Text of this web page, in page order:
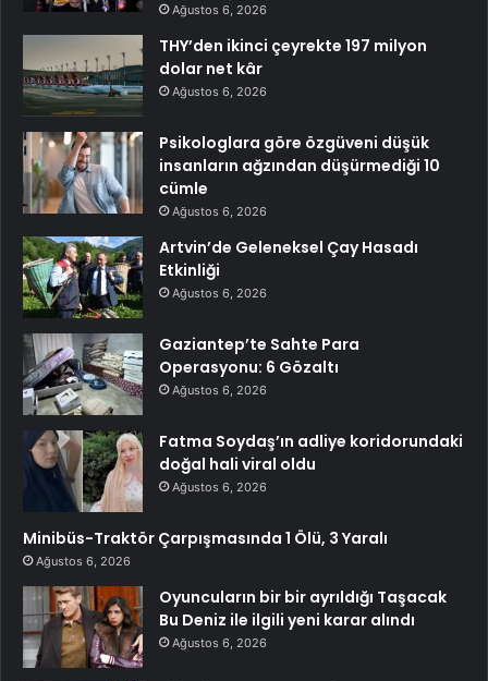
Ağustos 6, 2026
THY’den ikinci çeyrekte 197 milyon
dolar net kâr
Ağustos 6, 2026
Psikologlara göre özgüveni düşük
insanların ağzından düşürmediği 10
cümle
Ağustos 6, 2026
Artvin’de Geleneksel Çay Hasadı
Etkinliği
Ağustos 6, 2026
Gaziantep’te Sahte Para
Operasyonu: 6 Gözaltı
Ağustos 6, 2026
Fatma Soydaş’ın adliye koridorundaki
doğal hali viral oldu
Ağustos 6, 2026
Minibüs-Traktör Çarpışmasında 1 Ölü, 3 Yaralı
Ağustos 6, 2026
Oyuncuların bir bir ayrıldığı Taşacak
Bu Deniz ile ilgili yeni karar alındı
Ağustos 6, 2026